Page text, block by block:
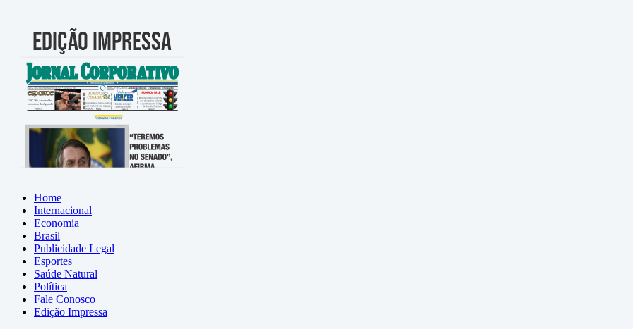
Home
Internacional
Economia
Brasil
Publicidade Legal
Esportes
Saúde Natural
Política
Fale Conosco
Edição Impressa